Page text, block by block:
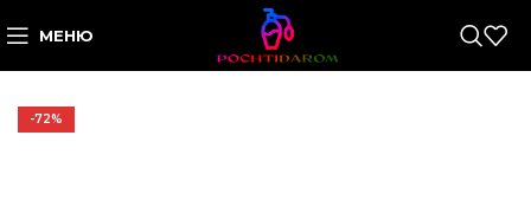
МЕНЮ
-72%